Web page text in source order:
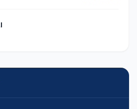
İl Başkanlığı İçin Alagöz